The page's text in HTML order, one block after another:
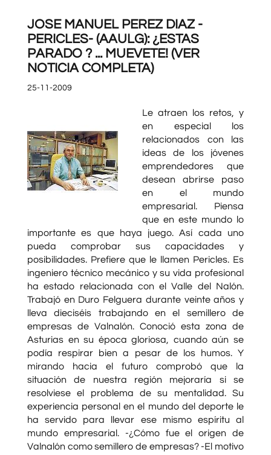
JOSE MANUEL PEREZ DIAZ -
PERICLES- (AAULG): ¿ESTAS
PARADO ? ... MUEVETE! (VER
NOTICIA COMPLETA)
25-11-2009
Le atraen los retos, y
en especial los
relacionados con las
ideas de los jóvenes
emprendedores que
desean abrirse paso
en el mundo
empresarial. Piensa
que en este mundo lo
importante es que haya juego. Así cada uno
pueda comprobar sus capacidades y
posibilidades. Prefiere que le llamen Pericles. Es
ingeniero técnico mecánico y su vida profesional
ha estado relacionada con el Valle del Nalón.
Trabajó en Duro Felguera durante veinte años y
lleva dieciséis trabajando en el semillero de
empresas de Valnalón. Conoció esta zona de
Asturias en su época gloriosa, cuando aún se
podía respirar bien a pesar de los humos. Y
mirando hacia el futuro comprobó que la
situación de nuestra región mejoraría si se
resolviese el problema de su mentalidad. Su
experiencia personal en el mundo del deporte le
ha servido para llevar ese mismo espíritu al
mundo empresarial. -¿Cómo fue el origen de
Valnalón como semillero de empresas? -El motivo